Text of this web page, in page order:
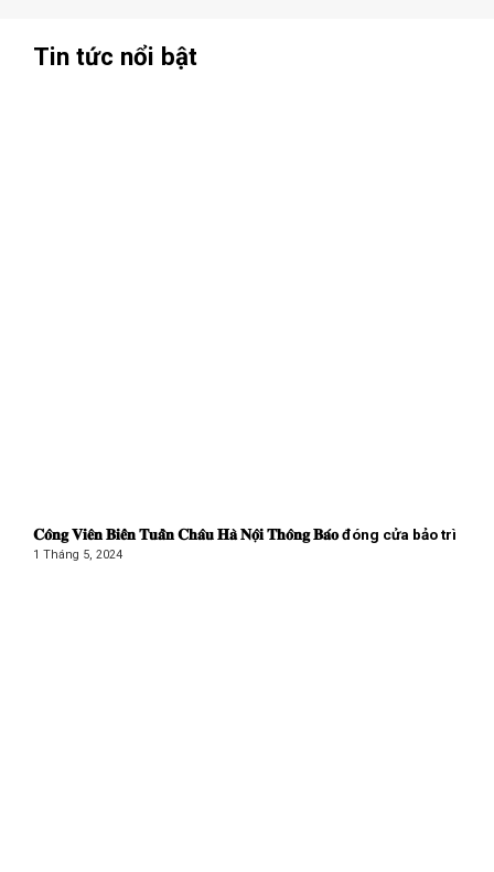
Tin tức nổi bật
𝐂𝐨̂𝐧𝐠 𝐕𝐢𝐞̂𝐧 𝐁𝐢𝐞̂̉𝐧 𝐓𝐮𝐚̂̀𝐧 𝐂𝐡𝐚̂𝐮 𝐇𝐚̀ 𝐍𝐨̣̂𝐢 𝐓𝐡𝐨̂𝐧𝐠 𝐁𝐚́𝐨 đóng cửa bảo trì
1 Tháng 5, 2024